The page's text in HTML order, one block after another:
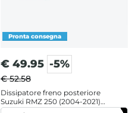
€ 49.95 -5%
€ 52.58
Dissipatore freno posteriore
Suzuki RMZ 250 (2004-2021)
Verde